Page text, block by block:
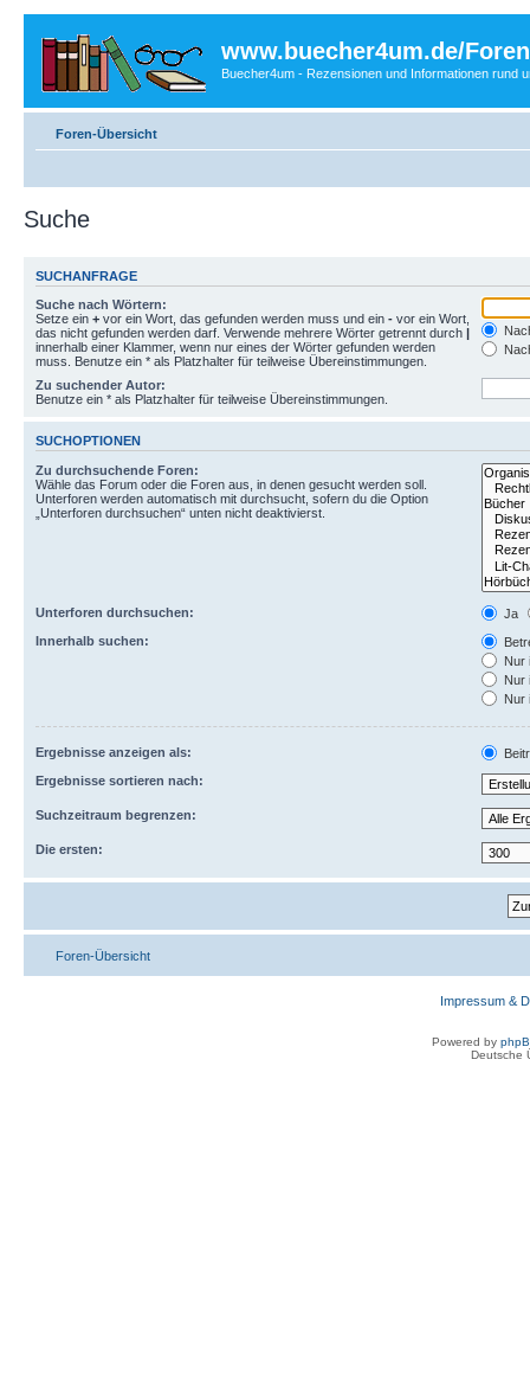
www.buecher4um.de/Foren
Buecher4um - Rezensionen und Informationen rund
Foren-Übersicht
Suche
SUCHANFRAGE
Suche nach Wörtern:
Setze ein + vor ein Wort, das gefunden werden muss und ein - vor ein Wort,
das nicht gefunden werden darf. Verwende mehrere Wörter getrennt durch |
innerhalb einer Klammer, wenn nur eines der Wörter gefunden werden
muss. Benutze ein * als Platzhalter für teilweise Übereinstimmungen.
Zu suchender Autor:
Benutze ein * als Platzhalter für teilweise Übereinstimmungen.
SUCHOPTIONEN
Zu durchsuchende Foren:
Wähle das Forum oder die Foren aus, in denen gesucht werden soll.
Unterforen werden automatisch mit durchsucht, sofern du die Option
„Unterforen durchsuchen“ unten nicht deaktivierst.
Unterforen durchsuchen:
Ja
Innerhalb suchen:
Nur
Nur
Nur
Ergebnisse anzeigen als:
Ergebnisse sortieren nach:
Suchzeitraum begrenzen:
Die ersten:
Foren-Übersicht
Impressum &
Powered by
Deutsche